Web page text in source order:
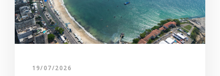
19/07/2026